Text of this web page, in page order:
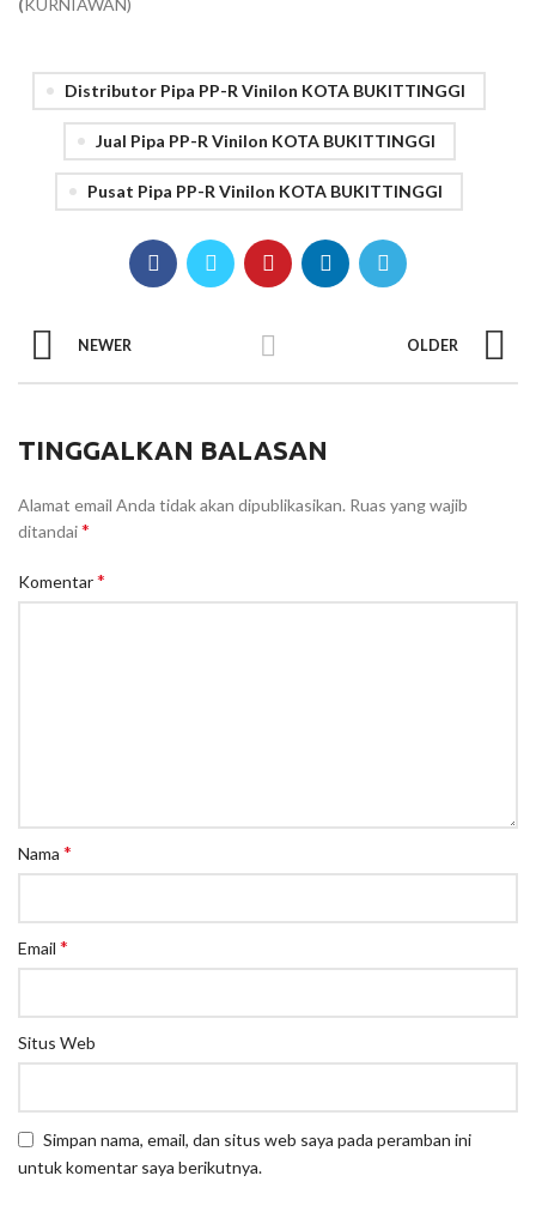
( KURNIAWAN)
Distributor Pipa PP-R Vinilon KOTA BUKITTINGGI
Jual Pipa PP-R Vinilon KOTA BUKITTINGGI
Pusat Pipa PP-R Vinilon KOTA BUKITTINGGI
NEWER OLDER
TINGGALKAN BALASAN
Alamat email Anda tidak akan dipublikasikan. Ruas yang wajib
ditandai*
Komentar*
Nama *
Email *
Situs Web
Simpan nama, email, dan situs web saya pada peramban ini
untuk komentar saya berikutnya.